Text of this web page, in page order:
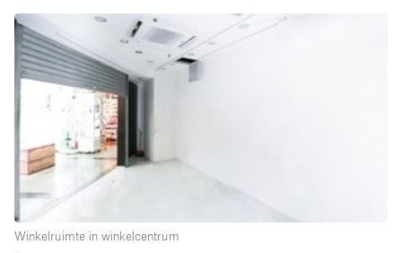
Magazijn
Markt / Festival
Ontvangsthal
Overige
Restaurant / Bar / Café
Vergaderruimte
Winkelruimte in winkelcentrum